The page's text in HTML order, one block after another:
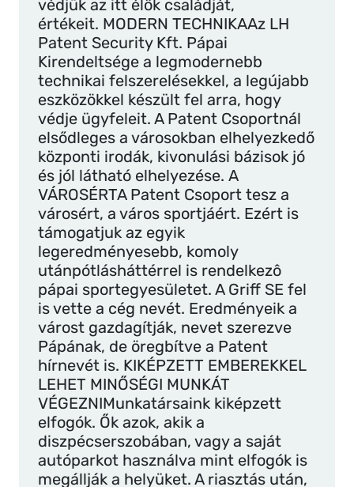
védjük az itt élôk családját,
értékeit. MODERN TECHNIKAAz LH
Patent Security Kft. Pápai
Kirendeltsége a legmodernebb
technikai felszerelésekkel, a legújabb
eszközökkel készült fel arra, hogy
védje ügyfeleit. A Patent Csoportnál
elsődleges a városokban elhelyezkedő
központi irodák, kivonulási bázisok jó
és jól látható elhelyezése. A
VÁROSÉRTA Patent Csoport tesz a
városért, a város sportjáért. Ezért is
támogatjuk az egyik
legeredményesebb, komoly
utánpótlásháttérrel is rendelkezô
pápai sportegyesületet. A Griff SE fel
is vette a cég nevét. Eredményeik a
várost gazdagítják, nevet szerezve
Pápának, de öregbítve a Patent
hírnevét is. KIKÉPZETT EMBEREKKEL
LEHET MINŐSÉGI MUNKÁT
VÉGEZNIMunkatársaink kiképzett
elfogók. Ők azok, akik a
diszpécserszobában, vagy a saját
autóparkot használva mint elfogók is
megállják a helyüket. A riasztás után,